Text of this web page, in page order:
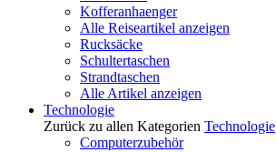
Kofferanhaenger
Alle Reiseartikel anzeigen
Rucksäcke
Schultertaschen
Strandtaschen
Alle Artikel anzeigen
Technologie
Zurück zu allen Kategorien Technologie
Computerzubehör